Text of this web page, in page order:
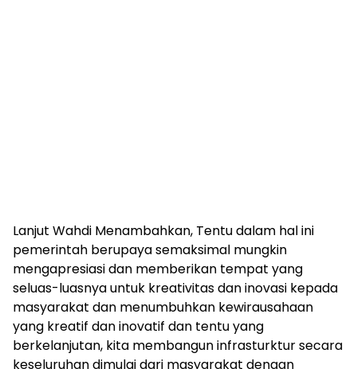
Lanjut Wahdi Menambahkan, Tentu dalam hal ini
pemerintah berupaya semaksimal mungkin
mengapresiasi dan memberikan tempat yang
seluas-luasnya untuk kreativitas dan inovasi kepada
masyarakat dan menumbuhkan kewirausahaan
yang kreatif dan inovatif dan tentu yang
berkelanjutan, kita membangun infrasturktur secara
keseluruhan dimulai dari masyarakat dengan